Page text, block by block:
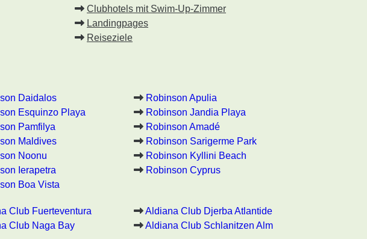
Clubhotels mit Swim-Up-Zimmer
Landingpages
Reiseziele
Daidalos
Robinson Apulia
Esquinzo Playa
Robinson Jandia Playa
Pamfilya
Robinson Amadé
Maldives
Robinson Sarigerme Park
Noonu
Robinson Kyllini Beach
Ierapetra
Robinson Cyprus
Boa Vista
Club Fuerteventura
Aldiana Club Djerba Atlantide
Club Naga Bay
Aldiana Club Schlanitzen Alm